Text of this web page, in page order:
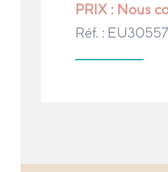
PRIX : Nous
Réf. : EU30557